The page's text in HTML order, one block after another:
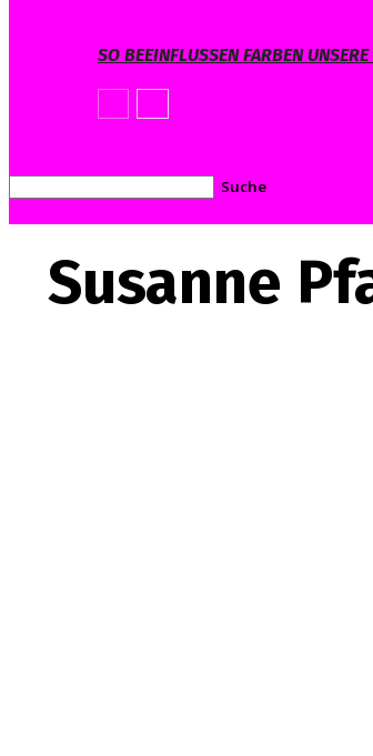
SO BEEINFLUSSEN FARBEN
Susanne